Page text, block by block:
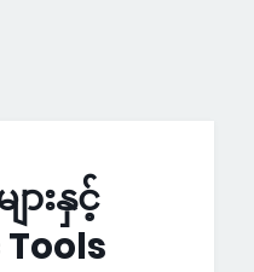
းနှင့်